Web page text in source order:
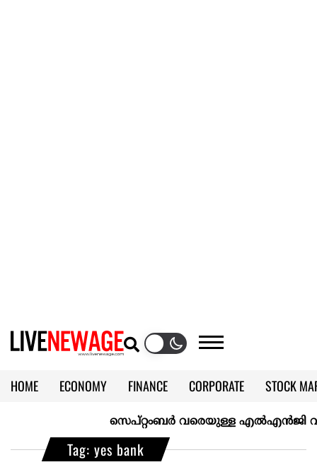
HOME ECONOMY FINANCE CORPORATE
STOCK
KERALA @70
സെപ്റ്റംബർ വരെയുള്ള എൽഎൻജി
Tag: yes bank